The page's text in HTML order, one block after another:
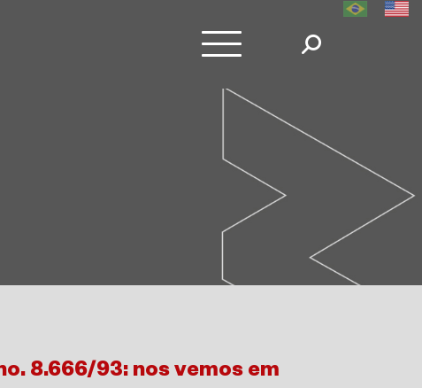
8.666/93: nos vemos em